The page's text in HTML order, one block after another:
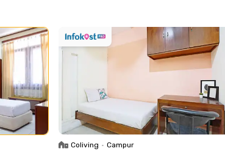
Coliving • Campur